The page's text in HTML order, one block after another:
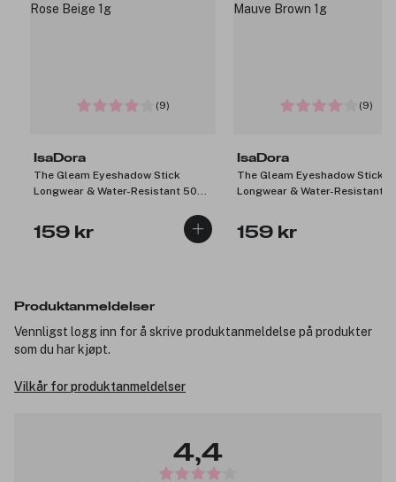
(9)
IsaDora
The Gleam Eyeshadow Stick
Longwear & Water-Resistant 50
159 kr
(9)
IsaDora
The Gleam Eyeshadow Stick
Longwear & Water-Resistant
159 kr
Produktanmeldelser
Vennligst logg inn for å skrive produktanmeldelse på produkter
som du har kjøpt.
Vilkår for produktanmeldelser
4,4